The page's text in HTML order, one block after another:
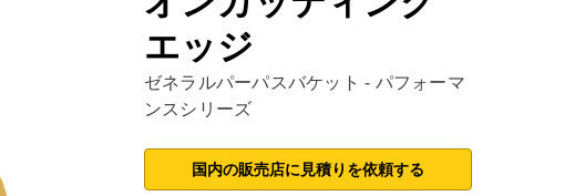
エッジ
ゼネラルパーパスバケット - パフォーマ
ンスシリーズ
国内の販売店に見積りを依頼する